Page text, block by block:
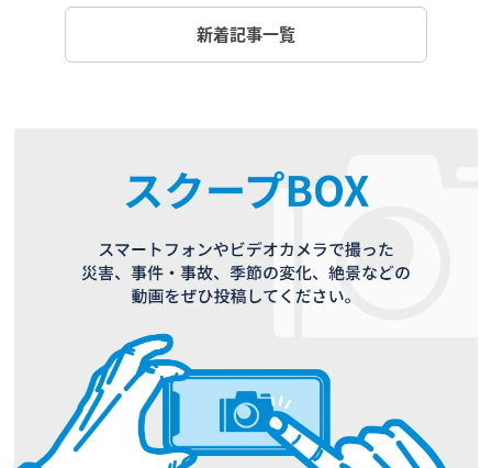
新着記事一覧